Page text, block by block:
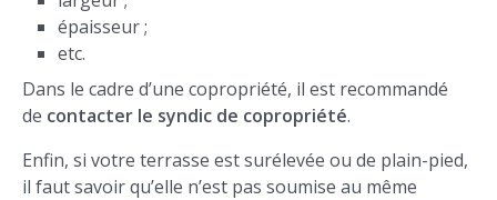
épaisseur ;
etc.
Dans le cadre d’une copropriété, il est recommandé
de contacter le syndic de copropriété.
Enfin, si votre terrasse est surélevée ou de plain-pied,
il faut savoir qu’elle n’est pas soumise au même